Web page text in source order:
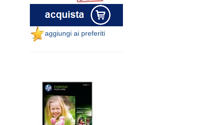
aggiungi ai preferiti